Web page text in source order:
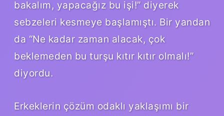
bakalım, yapacağız bu işi!” diyerek
sebzeleri kesmeye başlamıştı. Bir yandan
da “Ne kadar zaman alacak, çok
beklemeden bu turşu kıtır kıtır olmalı!”
diyordu.
Erkeklerin çözüm odaklı yaklaşımı bir